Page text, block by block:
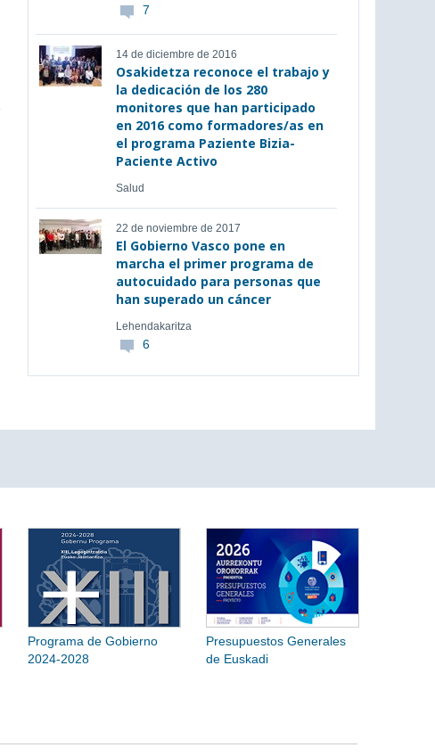
7
14 de diciembre de 2016
Osakidetza reconoce el trabajo y
la dedicación de los 280
monitores que han participado
en 2016 como formadores/as en
el programa Paziente Bizia-
Paciente Activo
Salud
22 de noviembre de 2017
El Gobierno Vasco pone en
marcha el primer programa de
autocuidado para personas que
han superado un cáncer
Lehendakaritza
6
Programa de Gobierno
2024-2028
Presupuestos Generales
de Euskadi